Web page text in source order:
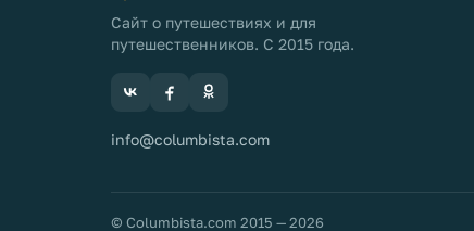
Сайт о путешествиях и для
путешественников. С 2015 года.
info@columbista.com
© Columbista.com 2015 — 2026